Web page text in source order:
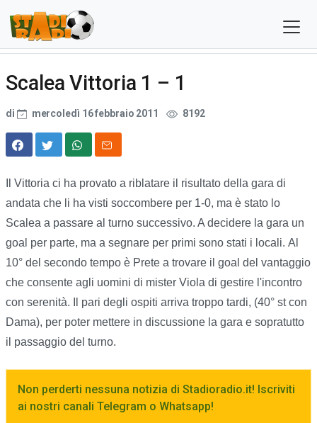
Scalea Vittoria 1 – 1
di mercoledì 16 febbraio 2011 8192
Il Vittoria ci ha provato a riblatare il risultato della gara di
andata che li ha visti soccombere per 1-0, ma è stato lo
Scalea a passare al turno successivo. A decidere la gara un
goal per parte, ma a segnare per primi sono stati i locali. Al
10° del secondo tempo è Prete a trovare il goal del vantaggio
che consente agli uomini di mister Viola di gestire l'incontro
con serenità. Il pari degli ospiti arriva troppo tardi, (40° st con
Dama), per poter mettere in discussione la gara e sopratutto
il passaggio del turno.
Non perderti nessuna notizia di Stadioradio.it! Iscriviti
ai nostri canali Telegram o Whatsapp!